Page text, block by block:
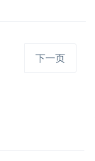
下一页